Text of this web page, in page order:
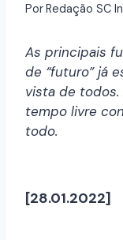
PorRedação SC
As principais
de “futuro” já
vista de todos.
tempo livre
todo.
[28.01.2022]